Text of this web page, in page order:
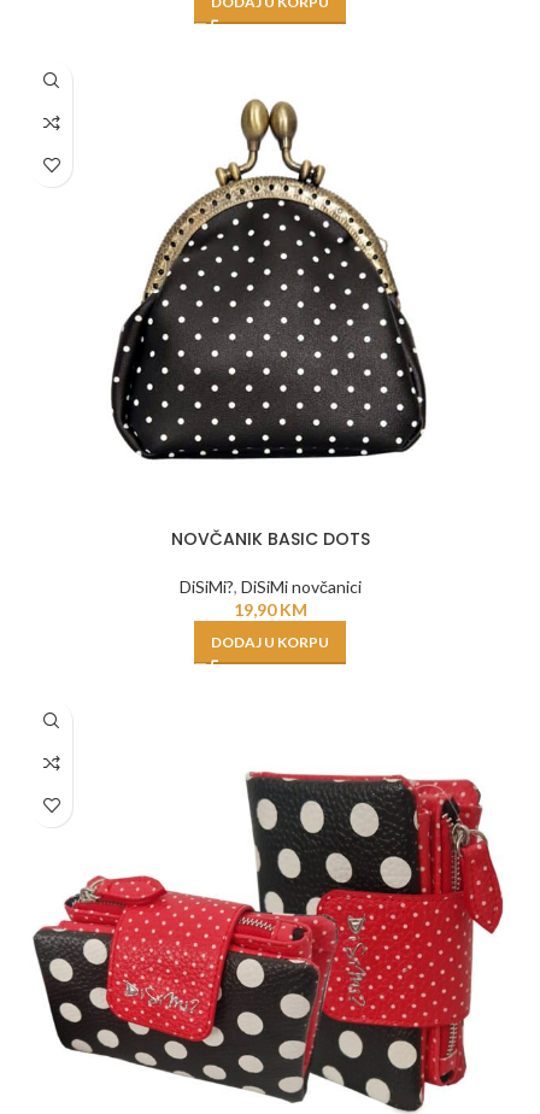
NOVČANIK BASIC DOTS
DiSiMi?, DiSiMi novčanici
19,90KM
DODAJ U KORPU